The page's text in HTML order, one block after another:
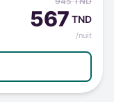
567 TND
/nuit